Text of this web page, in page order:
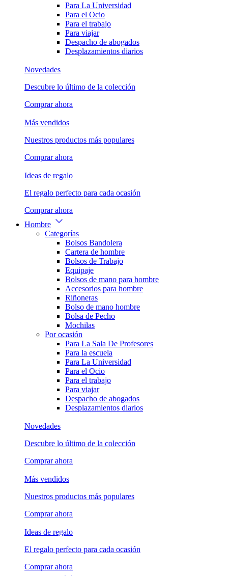
Para La Universidad
Para el Ocio
Para el trabajo
Para viajar
Despacho de abogados
Desplazamientos diarios
Novedades
Descubre lo último de la colección
Comprar ahora
Más vendidos
Nuestros productos más populares
Comprar ahora
Ideas de regalo
El regalo perfecto para cada ocasión
Comprar ahora
Hombre
Categorías
Bolsos Bandolera
Cartera de hombre
Bolsos de Trabajo
Equipaje
Bolsos de mano para hombre
Accesorios para hombre
Riñoneras
Bolso de mano hombre
Bolsa de Pecho
Mochilas
Por ocasión
Para La Sala De Profesores
Para la escuela
Para La Universidad
Para el Ocio
Para el trabajo
Para viajar
Despacho de abogados
Desplazamientos diarios
Novedades
Descubre lo último de la colección
Comprar ahora
Más vendidos
Nuestros productos más populares
Comprar ahora
Ideas de regalo
El regalo perfecto para cada ocasión
Comprar ahora